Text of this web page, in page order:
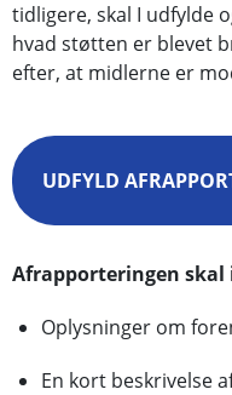
tidligere, skal I udfylde
hvad støtten er blevet
efter, at midlerne
UDFYLD
Afrapporteringen skal
Oplysninger om
En kort beskrivelse